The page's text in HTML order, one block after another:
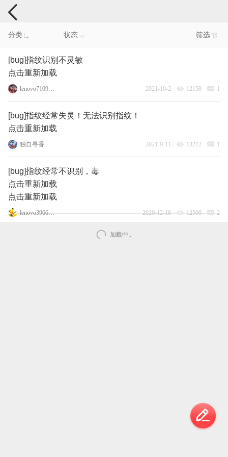
手机反馈
分类 状态 筛选
[bug]指纹识别不灵敏
点击重新加载
lenovo71091503 2021-10-2 12150 1
[bug]指纹经常失灵！无法识别指纹！
点击重新加载
独自寻香 2021-9-11 13212 1
[bug]指纹经常不识别，毒
点击重新加载
点击重新加载
lenovo3966401 2020-12-18 12500 2
加载中..